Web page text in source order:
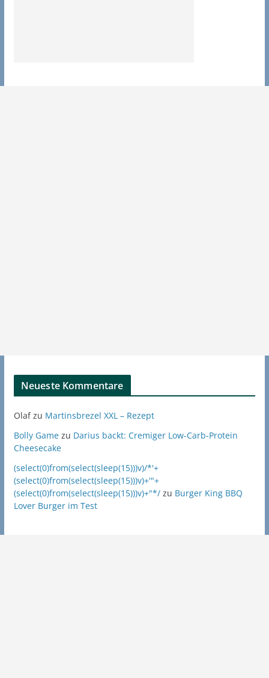
Neueste Kommentare
Olafzu Martinsbrezel XXL – Rezept
Bolly Gamezu Darius backt: Cremiger Low-Carb-Protein
Cheesecake
(select(0)from(select(sleep(15)))v)/*'+
(select(0)from(select(sleep(15)))v)+'"+
(select(0)from(select(sleep(15)))v)+"*/zu Burger King BBQ
Lover Burger im Test